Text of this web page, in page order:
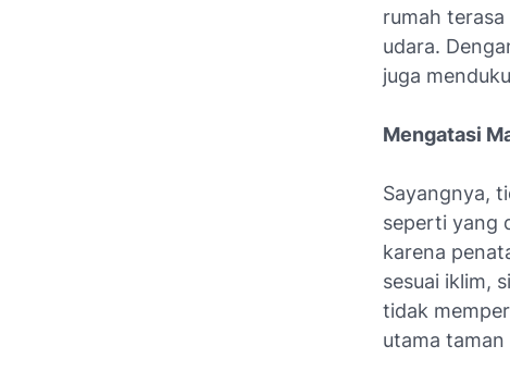
rumah
udara.
juga
Mengatasi
Sayangnya,
seperti yang
karena
sesuai iklim,
tidak
utama